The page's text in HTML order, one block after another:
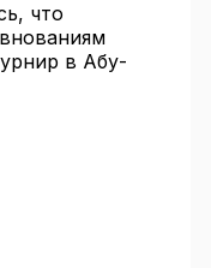
что
в Абу-